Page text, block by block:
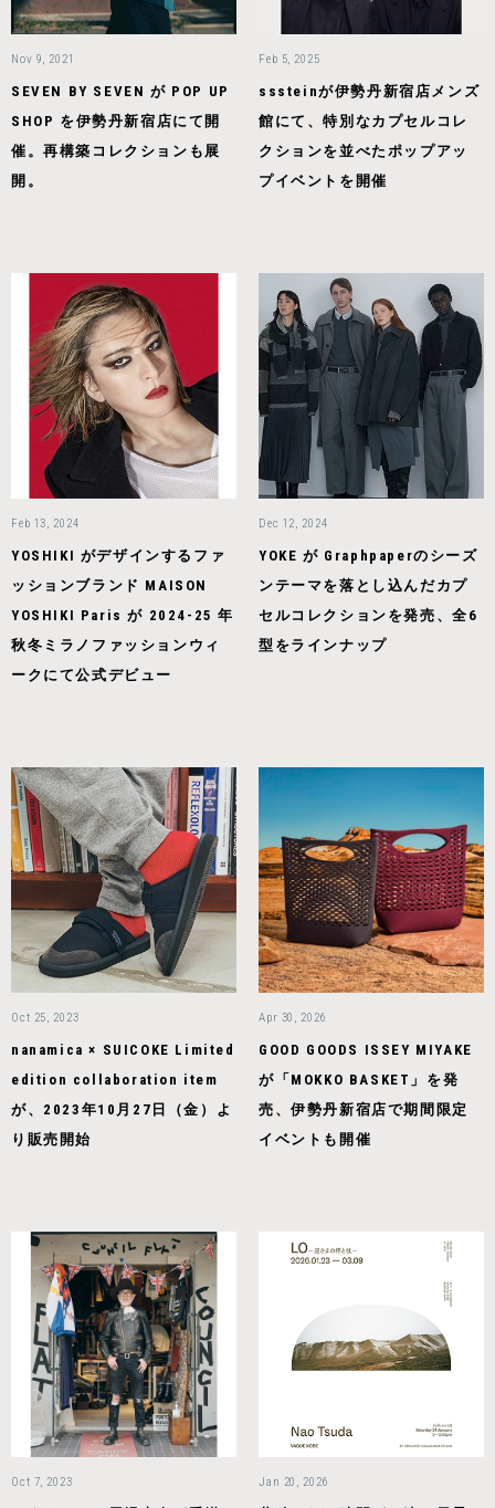
Nov 9, 2021
SEVEN BY SEVEN が POP UP
SHOP を伊勢丹新宿店にて開
催。再構築コレクションも展
開。
Feb 5, 2025
sssteinが伊勢丹新宿店メンズ
館にて、特別なカプセルコレ
クションを並べたポップアッ
プイベントを開催
Feb 13, 2024
YOSHIKI がデザインするファ
ッションブランド MAISON
YOSHIKI Paris が 2024-25 年
秋冬ミラノファッションウィ
ークにて公式デビュー
Dec 12, 2024
YOKE が Graphpaperのシーズ
ンテーマを落とし込んだカプ
セルコレクションを発売、全6
型をラインナップ
Oct 25, 2023
nanamica × SUICOKE Limited
edition collaboration item
が、2023年10月27日（金）よ
り販売開始
Apr 30, 2026
GOOD GOODS ISSEY MIYAKE
が「MOKKO BASKET」を発
売、伊勢丹新宿店で期間限定
イベントも開催
Oct 7, 2023 Jan 20, 2026